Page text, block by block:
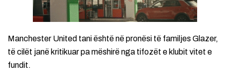
Manchester United tani është në pronësi të familjes Glazer,
të cilët janë kritikuar pa mëshirë nga tifozët e klubit vitet e
fundit.